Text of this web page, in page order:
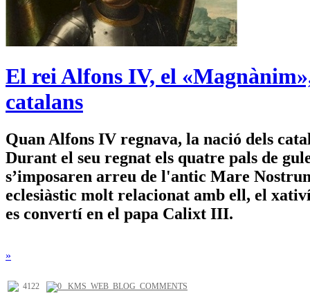
El rei Alfons IV, el
catalans
Quan Alfons IV regnava, la nació dels
Durant el seu regnat els quatre pals de
s’imposaren arreu de l'antic Mare
eclesiàstic molt relacionat amb ell, el
es convertí en el papa Calixt III.
»
4122 0 _KMS_WEB_BLOG_COMMENTS